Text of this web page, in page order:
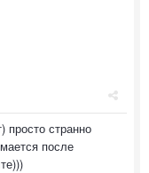
просто странно
после